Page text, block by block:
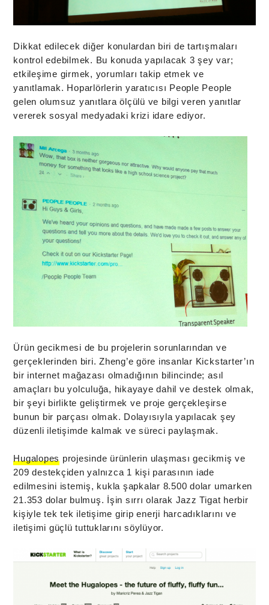
Dikkat edilecek diğer konulardan biri de tartışmaları
kontrol edebilmek. Bu konuda yapılacak 3 şey var;
etkileşime girmek, yorumları takip etmek ve
yanıtlamak. Hoparlörlerin yaratıcısı People People
gelen olumsuz yanıtlara ölçülü ve bilgi veren yanıtlar
vererek sosyal medyadaki krizi idare ediyor.
Ürün gecikmesi de bu projelerin sorunlarından ve
gerçeklerinden biri. Zheng’e göre insanlar Kickstarter’ın
bir internet mağazası olmadığının bilincinde; asıl
amaçları bu yolculuğa, hikayaye dahil ve destek olmak,
bir şeyi birlikte geliştirmek ve proje gerçekleşirse
bunun bir parçası olmak. Dolayısıyla yapılacak şey
düzenli iletişimde kalmak ve süreci paylaşmak.
Hugalopes projesinde ürünlerin ulaşması gecikmiş ve
209 destekçiden yalnızca 1 kişi parasının iade
edilmesini istemiş, kukla şapkalar 8.500 dolar umarken
21.353 dolar bulmuş. İşin sırrı olarak Jazz Tigat herbir
kişiyle tek tek iletişime girip enerji harcadıklarını ve
iletişimi güçlü tuttuklarını söylüyor.